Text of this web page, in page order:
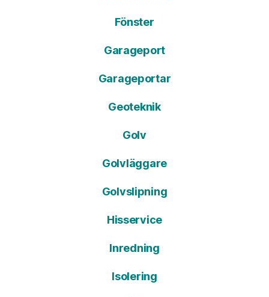
Fönster
Garageport
Garageportar
Geoteknik
Golv
Golvläggare
Golvslipning
Hisservice
Inredning
Isolering